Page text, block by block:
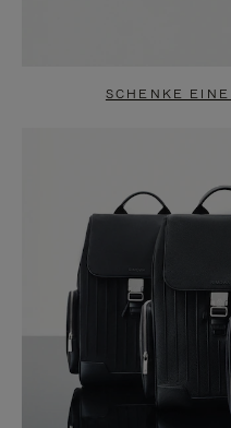
SCHENKE